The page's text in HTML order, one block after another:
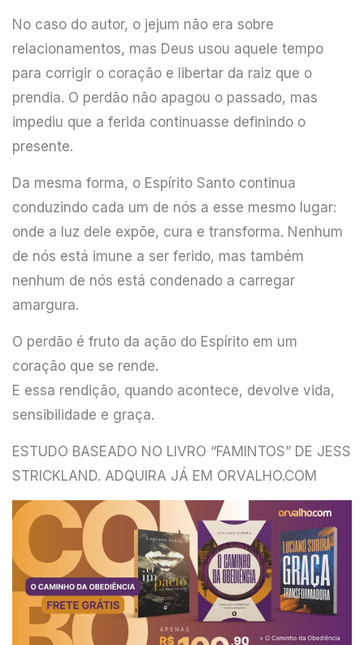
No caso do autor, o jejum não era sobre
relacionamentos, mas Deus usou aquele tempo
para corrigir o coração e libertar da raiz que o
prendia. O perdão não apagou o passado, mas
impediu que a ferida continuasse definindo o
presente.
Da mesma forma, o Espírito Santo continua
conduzindo cada um de nós a esse mesmo lugar:
onde a luz dele expõe, cura e transforma. Nenhum
de nós está imune a ser ferido, mas também
nenhum de nós está condenado a carregar
amargura.
O perdão é fruto da ação do Espírito em um
coração que se rende.
E essa rendição, quando acontece, devolve vida,
sensibilidade e graça.
ESTUDO BASEADO NO LIVRO “FAMINTOS” DE JESS
STRICKLAND. ADQUIRA JÁ EM ORVALHO.COM